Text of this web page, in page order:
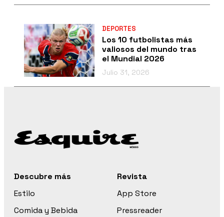
DEPORTES
Los 10 futbolistas más
valiosos del mundo tras
el Mundial 2026
Julio 31, 2026
Descubre más
Estilo
Comida y Bebida
Revista
App Store
Pressreader